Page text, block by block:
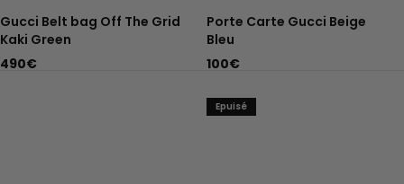
Gucci Belt bag Off The Grid
Kaki Green
490€
Porte Carte Gucci Beige
Bleu
100€
Epuisé